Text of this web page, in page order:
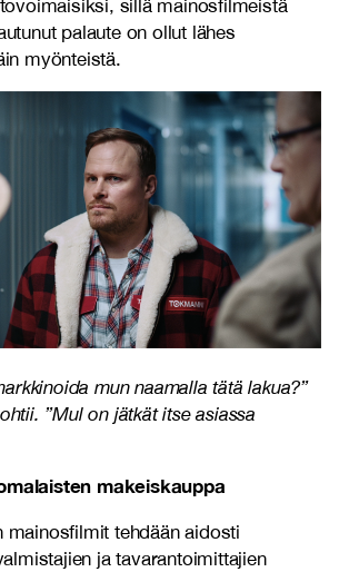
sillä mainosfilmeistä
palaute on ollut lähes
myönteistä.
mun naamalla tätä lakua?”
”Mul on jätkät itse asiassa
makeiskauppa
mainosfilmit tehdään aidosti
ja tavarantoimittajien